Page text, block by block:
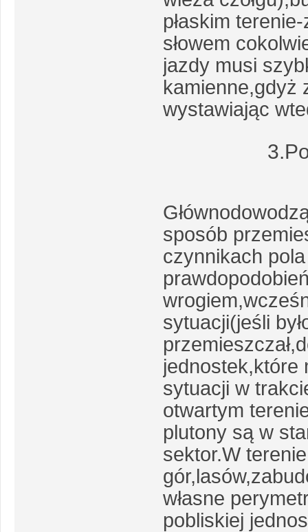
płaskim
słowem
jazdy musi
kamienne,gdyż
wystawiając
sposób
czynnikach
sytuacji(jeśli
jednostek,które
sytuacji w
otwartym
plutony są w
sektor.W
własne
pobliskiej